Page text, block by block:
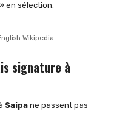
en sélection.
Wikipedia
signature à
Saipane passent pas